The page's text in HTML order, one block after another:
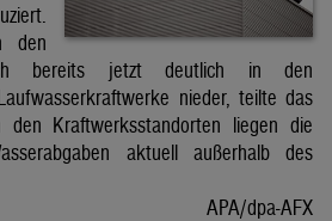
den
bereits jetzt deutlich in den
nieder, teilte das
den Kraftwerksstandorten liegen die
aktuell außerhalb des
APA/dpa-AFX